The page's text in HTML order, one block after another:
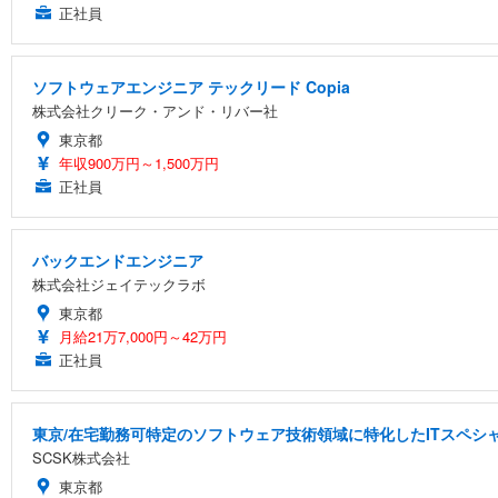
正社員
ソフトウェアエンジニア テックリード Copia
株式会社クリーク・アンド・リバー社
東京都
年収900万円～1,500万円
正社員
バックエンドエンジニア
株式会社ジェイテックラボ
東京都
月給21万7,000円～42万円
正社員
東京/在宅勤務可特定のソフトウェア技術領域に特化したITスペシ
SCSK株式会社
東京都